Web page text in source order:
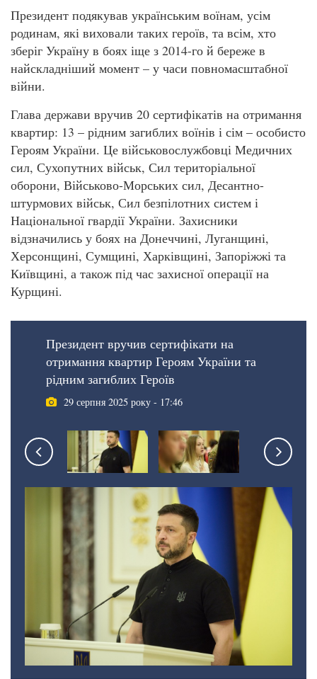
Президент подякував українським воїнам, усім
родинам, які виховали таких героїв, та всім, хто
зберіг Україну в боях іще з 2014-го й береже в
найскладніший момент – у часи повномасштабної
війни.
Глава держави вручив 20 сертифікатів на отримання
квартир: 13 – рідним загиблих воїнів і сім – особисто
Героям України. Це військовослужбовці Медичних
сил, Сухопутних військ, Сил територіальної
оборони, Військово-Морських сил, Десантно-
штурмових військ, Сил безпілотних систем і
Національної гвардії України. Захисники
відзначились у боях на Донеччині, Луганщині,
Херсонщині, Сумщині, Харківщині, Запоріжжі та
Київщині, а також під час захисної операції на
Курщині.
Президент вручив сертифікати на
отримання квартир Героям України та
рідним загиблих Героїв
29 серпня 2025 року - 17:46